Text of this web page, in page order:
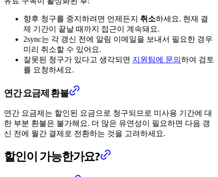
향후 청구를 중지하려면 언제든지 취소하세요. 현재 결
제 기간이 끝날 때까지 접근이 계속돼요.
2sync는 각 갱신 전에 알림 이메일을 보내서 필요한 경우
미리 취소할 수 있어요.
잘못된 청구가 있다고 생각되면 지원팀에 문의 하여 검토
를 요청하세요.
연간 요금제 환불
연간 요금제는 할인된 요금으로 청구되므로 미사용 기간에 대
한 부분 환불은 불가해요. 더 많은 유연성이 필요하면 다음 갱
신 전에 월간 결제로 전환하는 것을 고려하세요.
할인이 가능한가요?